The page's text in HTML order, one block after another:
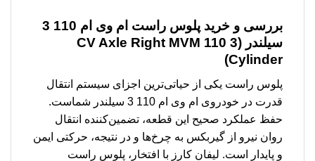
بررسی و خرید
پلوس راست ام وی ام 110 3
سیلندر (CV Axle Right MVM 110 3
Cylinder)
پلوس راست یکی از حیاتی‌ترین اجزای سیستم انتقال
قدرت در خودروی ام وی ام 110 3 سیلندر شماست.
حفظ عملکرد صحیح این قطعه، تضمین‌کننده انتقال
روان نیرو از گیربکس به چرخ‌ها و در نتیجه، حرکتی ایمن
و پایدار است. لیفان کارز با افتخار، پلوس راست